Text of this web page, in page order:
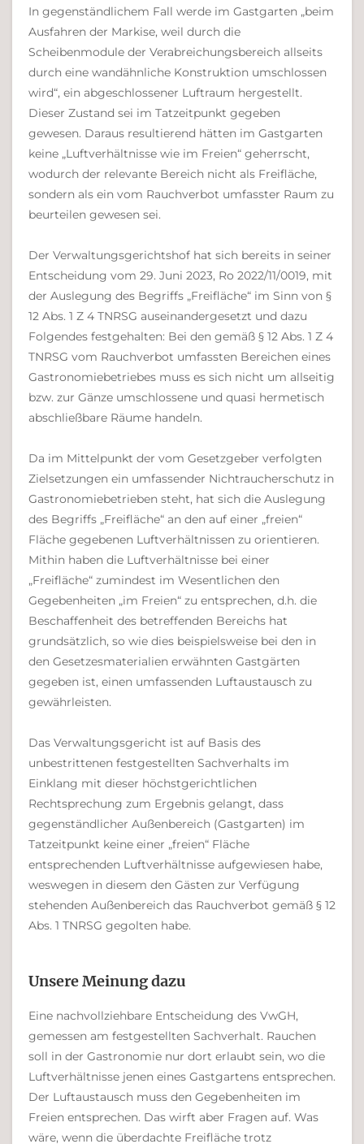
In gegenständlichem Fall werde im Gastgarten „beim
Ausfahren der Markise, weil durch die
Scheibenmodule der Verabreichungsbereich allseits
durch eine wandähnliche Konstruktion umschlossen
wird“, ein abgeschlossener Luftraum hergestellt.
Dieser Zustand sei im Tatzeitpunkt gegeben
gewesen. Daraus resultierend hätten im Gastgarten
keine „Luftverhältnisse wie im Freien“ geherrscht,
wodurch der relevante Bereich nicht als Freifläche,
sondern als ein vom Rauchverbot umfasster Raum zu
beurteilen gewesen sei.
Der Verwaltungsgerichtshof hat sich bereits in seiner
Entscheidung vom 29. Juni 2023, Ro 2022/11/0019, mit
der Auslegung des Begriffs „Freifläche“ im Sinn von §
12 Abs. 1 Z 4 TNRSG auseinandergesetzt und dazu
Folgendes festgehalten: Bei den gemäß § 12 Abs. 1 Z 4
TNRSG vom Rauchverbot umfassten Bereichen eines
Gastronomiebetriebes muss es sich nicht um allseitig
bzw. zur Gänze umschlossene und quasi hermetisch
abschließbare Räume handeln.
Da im Mittelpunkt der vom Gesetzgeber verfolgten
Zielsetzungen ein umfassender Nichtraucherschutz in
Gastronomiebetrieben steht, hat sich die Auslegung
des Begriffs „Freifläche“ an den auf einer „freien“
Fläche gegebenen Luftverhältnissen zu orientieren.
Mithin haben die Luftverhältnisse bei einer
„Freifläche“ zumindest im Wesentlichen den
Gegebenheiten „im Freien“ zu entsprechen, d.h. die
Beschaffenheit des betreffenden Bereichs hat
grundsätzlich, so wie dies beispielsweise bei den in
den Gesetzesmaterialien erwähnten Gastgärten
gegeben ist, einen umfassenden Luftaustausch zu
gewährleisten.
Das Verwaltungsgericht ist auf Basis des
unbestrittenen festgestellten Sachverhalts im
Einklang mit dieser höchstgerichtlichen
Rechtsprechung zum Ergebnis gelangt, dass
gegenständlicher Außenbereich (Gastgarten) im
Tatzeitpunkt keine einer „freien“ Fläche
entsprechenden Luftverhältnisse aufgewiesen habe,
weswegen in diesem den Gästen zur Verfügung
stehenden Außenbereich das Rauchverbot gemäß § 12
Abs. 1 TNRSG gegolten habe.
Unsere Meinung dazu
Eine nachvollziehbare Entscheidung des VwGH,
gemessen am festgestellten Sachverhalt. Rauchen
soll in der Gastronomie nur dort erlaubt sein, wo die
Luftverhältnisse jenen eines Gastgartens entsprechen.
Der Luftaustausch muss den Gegebenheiten im
Freien entsprechen. Das wirft aber Fragen auf. Was
wäre, wenn die überdachte Freifläche trotz